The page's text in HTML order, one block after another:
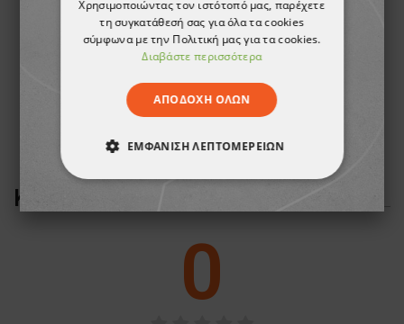
Προφίλτρο 3M 5911 P1
4,34 €
ΚΡΙΤΙΚΈΣ ΠΕΛΑΤΏΝ
0
Χρησιμοποιώντας τον ιστότοπό μας, παρέχετε
τη συγκατάθεσή σας για όλα τα cookies
σύμφωνα με την Πολιτική μας για τα cookies.
Διαβάστε περισσότερα
ΑΠΟΔΟΧΉ ΌΛΩΝ
ΕΜΦΆΝΙΣΗ ΛΕΠΤΟΜΕΡΕΙΏΝ
ΑΠΟΛΎΤΩΣ ΑΠΑΡΑΊΤΗΤΑ